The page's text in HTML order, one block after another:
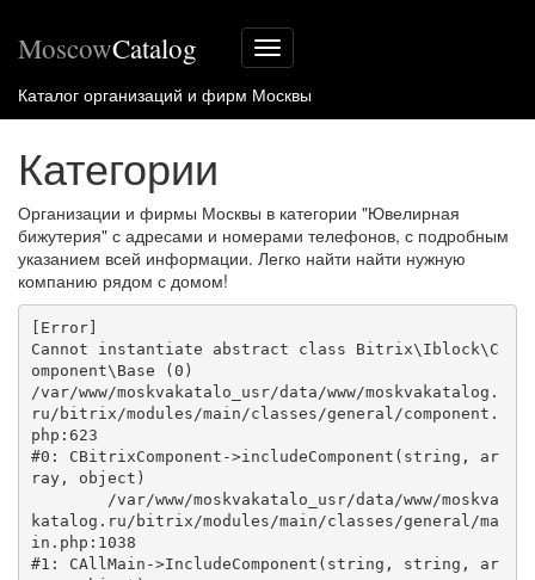
Меню
сайта
MoscowCatalog
Каталог организаций и фирм Москвы
Категории
Организации и фирмы Москвы в категории "Ювелирная
бижутерия" с адресами и номерами телефонов, с подробным
указанием всей информации. Легко найти найти нужную
компанию рядом с домом!
[Error]
Cannot instantiate abstract class Bitrix\Iblock\C
omponent\Base (0)
/var/www/moskvakatalo_usr/data/www/moskvakatalog.
ru/bitrix/modules/main/classes/general/component.
php:623
#0: CBitrixComponent->includeComponent(string, ar
ray, object)
katalog.ru/bitrix/modules/main/classes/general/ma
in.php:1038
#1: CAllMain->IncludeComponent(string, string, ar